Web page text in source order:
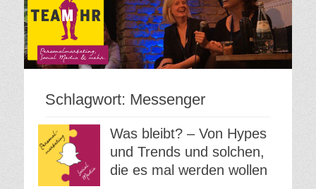
Schlagwort: Messenger
Was bleibt? – Von Hypes
und Trends und solchen,
die es mal werden wollen